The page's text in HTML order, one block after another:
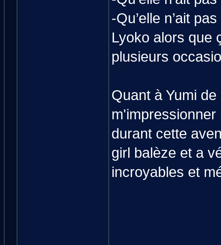
-Qu’elle n’ait
Lyoko alors que
plusieurs
Quant à Yumi de
durant cette
girl balèze et a
incroyables et